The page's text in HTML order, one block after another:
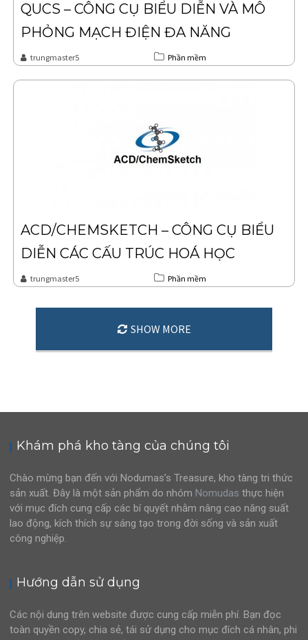
QUCS – CÔNG CỤ BIỂU DIỄN VÀ MÔ
PHỎNG MẠCH ĐIỆN ĐA NĂNG
trungmaster5 Phần mềm
ACD/CHEMSKETCH – CÔNG CỤ BIỂU
DIỄN CÁC CẤU TRÚC HOÁ HỌC
trungmaster5 Phần mềm
SHOW MORE
Khám phá kho tàng của chúng tôi
Chào mừng bạn đến với Nodumas’s Treasure, kho tàng tri thức
sản xuất. Đây là một sản phẩm do nhóm Nomudas thực hiện
với mục đích cung cấp các bí quyết nhằm nâng cao năng suất
lao động, kích thích sự sáng tạo trong đời sống và sản xuất
công nghiệp.
Hướng dẫn sử dụng
Các nội dung trên website được cung cấp miễn phí. Bạn đọc
toàn quyền copy, chia sẻ, tái sử dụng cho mục đích cá nhân, phi